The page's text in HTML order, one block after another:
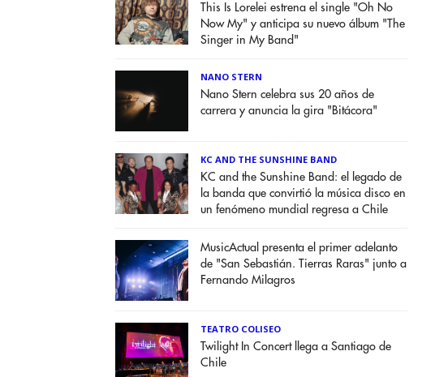
This Is Lorelei estrena el single "Oh No
Now My" y anticipa su nuevo álbum "The
Singer in My Band"
NANO STERN
Nano Stern celebra sus 20 años de
carrera y anuncia la gira "Bitácora"
KC AND THE SUNSHINE BAND
KC and the Sunshine Band: el legado de
la banda que convirtió la música disco en
un fenómeno mundial regresa a Chile
MusicActual presenta el primer adelanto
de "San Sebastián. Tierras Raras" junto a
Fernando Milagros
TEATRO COLISEO
Twilight In Concert llega a Santiago de
Chile